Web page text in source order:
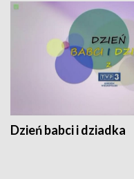
Dzień babci i dziadka